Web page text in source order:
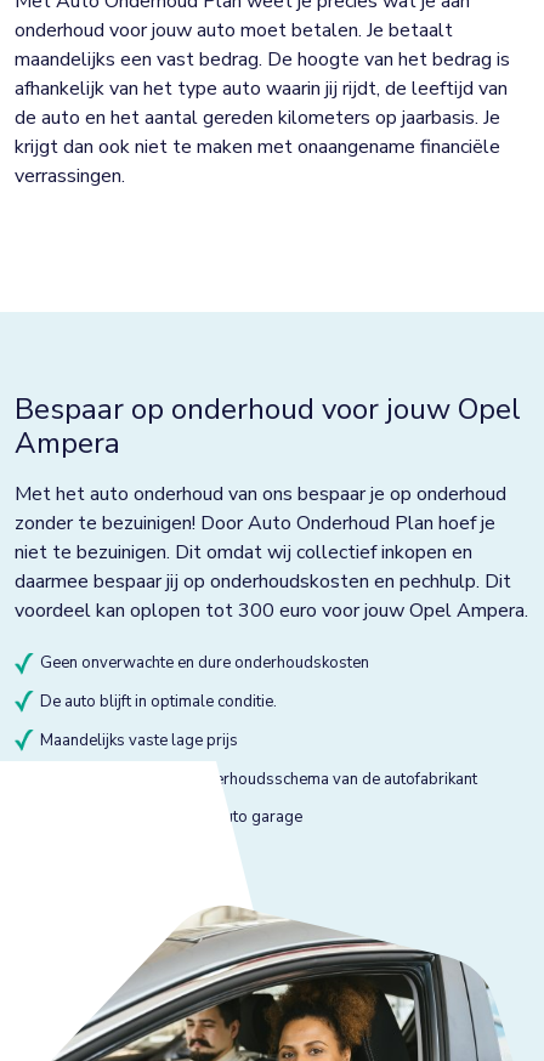
onderhoud voor jouw auto moet betalen. Je betaalt
maandelijks een vast bedrag. De hoogte van het bedrag is
afhankelijk van het type auto waarin jij rijdt, de leeftijd van
de auto en het aantal gereden kilometers op jaarbasis. Je
krijgt dan ook niet te maken met onaangename financiële
verrassingen.
Bespaar op onderhoud voor jouw Opel
Ampera
Met het auto onderhoud van ons bespaar je op onderhoud
zonder te bezuinigen! Door Auto Onderhoud Plan hoef je
niet te bezuinigen. Dit omdat wij collectief inkopen en
daarmee bespaar jij op onderhoudskosten en pechhulp. Dit
voordeel kan oplopen tot 300 euro voor jouw Opel Ampera.
Geen onverwachte en dure onderhoudskosten
De auto blijft in optimale conditie.
Maandelijks vaste lage prijs
Onderhoud volgens onderhoudsschema van de autofabrikant
Onderhoud bij gekeurde auto garage